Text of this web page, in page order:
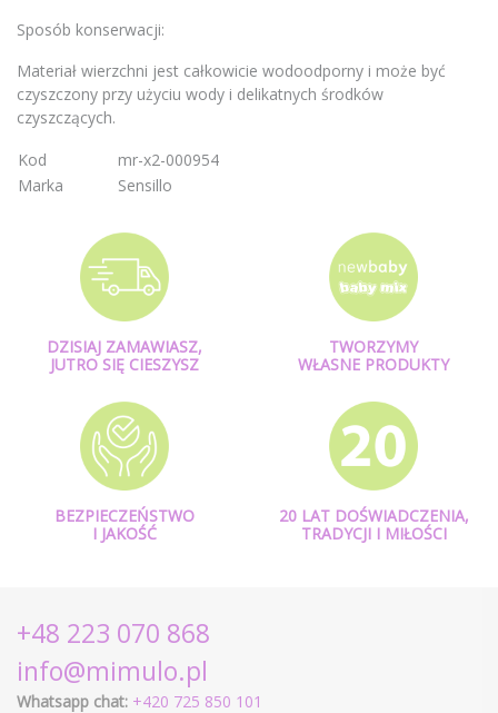
Sposób konserwacji:
Materiał wierzchni jest całkowicie wodoodporny i może być
czyszczony przy użyciu wody i delikatnych środków
czyszczących.
Kod
mr-x2-000954
Marka
Sensillo
DZISIAJ ZAMAWIASZ,
JUTRO SIĘ CIESZYSZ
TWORZYMY
WŁASNE PRODUKTY
BEZPIECZEŃSTWO
I JAKOŚĆ
20 LAT DOŚWIADCZENIA,
TRADYCJI I MIŁOŚCI
+48 223 070 868
info@mimulo.pl
Whatsapp chat: +420 725 850 101